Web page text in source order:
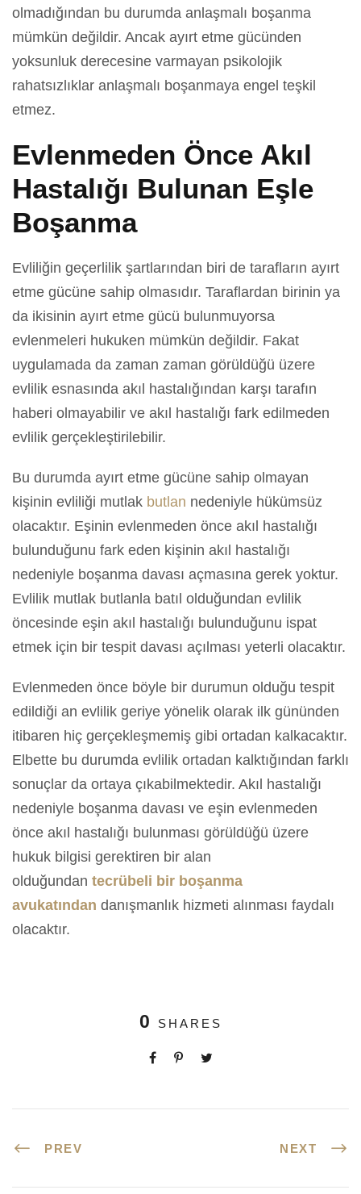
olmadığından bu durumda anlaşmalı boşanma
mümkün değildir. Ancak ayırt etme gücünden
yoksunluk derecesine varmayan psikolojik
rahatsızlıklar anlaşmalı boşanmaya engel teşkil
etmez.
Evlenmeden Önce Akıl
Hastalığı Bulunan Eşle
Boşanma
Evliliğin geçerlilik şartlarından biri de tarafların ayırt
etme gücüne sahip olmasıdır. Taraflardan birinin ya
da ikisinin ayırt etme gücü bulunmuyorsa
evlenmeleri hukuken mümkün değildir. Fakat
uygulamada da zaman zaman görüldüğü üzere
evlilik esnasında akıl hastalığından karşı tarafın
haberi olmayabilir ve akıl hastalığı fark edilmeden
evlilik gerçekleştirilebilir.
Bu durumda ayırt etme gücüne sahip olmayan
kişinin evliliği mutlak butlan nedeniyle hükümsüz
olacaktır. Eşinin evlenmeden önce akıl hastalığı
bulunduğunu fark eden kişinin akıl hastalığı
nedeniyle boşanma davası açmasına gerek yoktur.
Evlilik mutlak butlanla batıl olduğundan evlilik
öncesinde eşin akıl hastalığı bulunduğunu ispat
etmek için bir tespit davası açılması yeterli olacaktır.
Evlenmeden önce böyle bir durumun olduğu tespit
edildiği an evlilik geriye yönelik olarak ilk gününden
itibaren hiç gerçekleşmemiş gibi ortadan kalkacaktır.
Elbette bu durumda evlilik ortadan kalktığından farklı
sonuçlar da ortaya çıkabilmektedir. Akıl hastalığı
nedeniyle boşanma davası ve eşin evlenmeden
önce akıl hastalığı bulunması görüldüğü üzere
hukuk bilgisi gerektiren bir alan
olduğundan tecrübeli bir boşanma
avukatından danışmanlık hizmeti alınması faydalı
olacaktır.
0 SHARES
PREV NEXT